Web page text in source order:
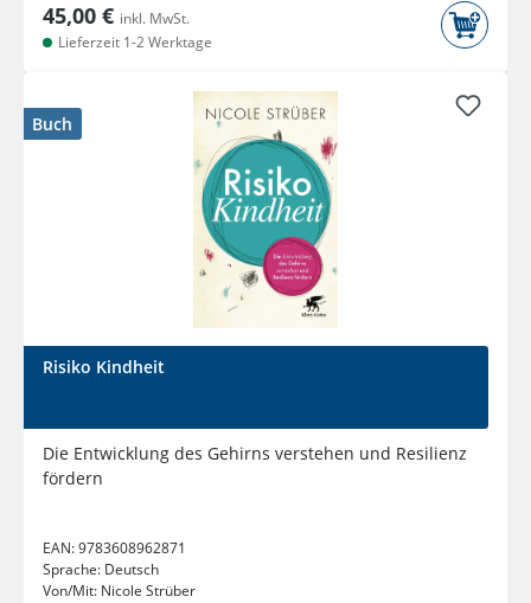
45,00 € inkl. MwSt.
Lieferzeit 1-2 Werktage
Buch
Risiko Kindheit
Die Entwicklung des Gehirns verstehen und Resilienz
fördern
EAN:9783608962871
Sprache: Deutsch
Von/Mit: Nicole Strüber